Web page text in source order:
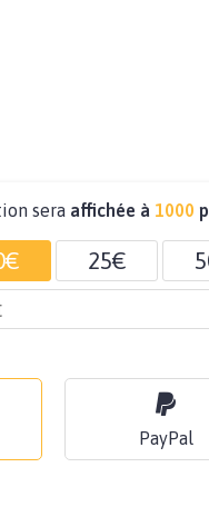
sera affichée à 1000
25€
PayPal